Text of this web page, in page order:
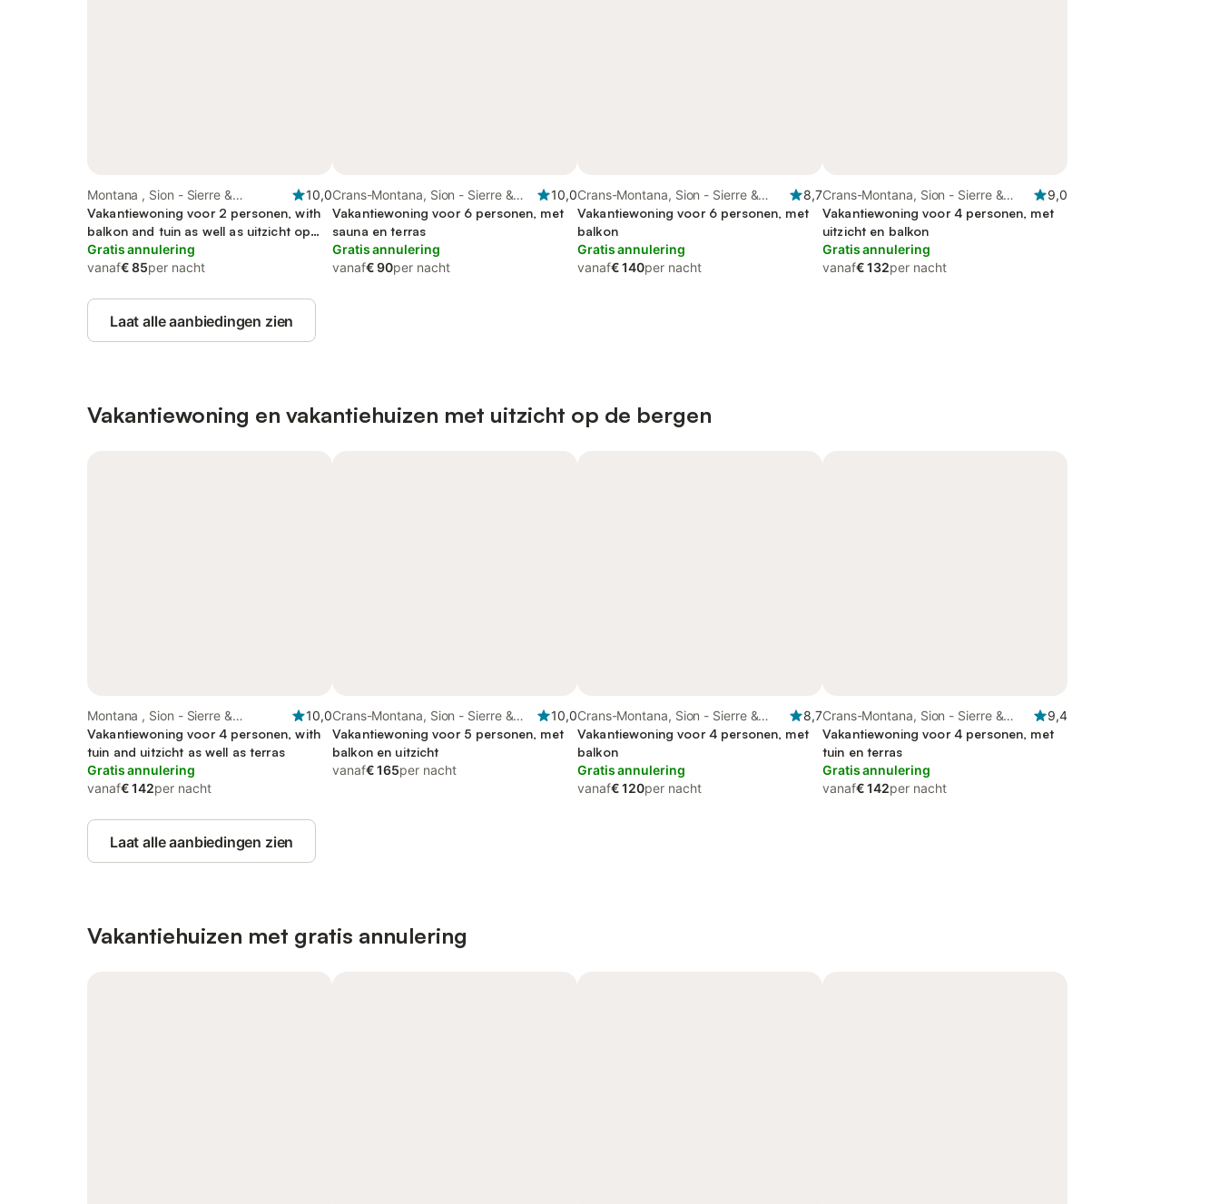
Montana , Sion - Sierre &
omgeving
10,0
Vakantiewoning voor 2 personen, with
balkon and tuin as well as uitzicht op
het meer
Gratis annulering
vanaf€ 85per nacht
Crans-Montana, Sion - Sierre &
omgeving
10,0
Vakantiewoning voor 6 personen, met
sauna en terras
Gratis annulering
vanaf€ 90per nacht
Crans-Montana, Sion - Sierre &
omgeving
8,7
Vakantiewoning voor 6 personen, met
balkon
Gratis annulering
vanaf€ 140per nacht
Crans-Montana, Sion - Sierre &
omgeving
9,0
Vakantiewoning voor 4 personen, met
uitzicht en balkon
Gratis annulering
vanaf€ 132per nacht
Laat alle aanbiedingen zien
Vakantiewoning en vakantiehuizen met uitzicht op de bergen
Montana , Sion - Sierre &
omgeving
10,0
Vakantiewoning voor 4 personen, with
tuin and uitzicht as well as terras
Gratis annulering
vanaf€ 142per nacht
Crans-Montana, Sion - Sierre &
omgeving
10,0
Vakantiewoning voor 5 personen, met
balkon en uitzicht
vanaf€ 165per nacht
Crans-Montana, Sion - Sierre &
omgeving
8,7
Vakantiewoning voor 4 personen, met
balkon
Gratis annulering
vanaf€ 120per nacht
Crans-Montana, Sion - Sierre &
omgeving
9,4
Vakantiewoning voor 4 personen, met
tuin en terras
Gratis annulering
vanaf€ 142per nacht
Laat alle aanbiedingen zien
Vakantiehuizen met gratis annulering